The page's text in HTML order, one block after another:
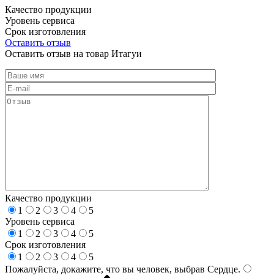
Качество продукции
Уровень сервиса
Срок изготовления
Оставить отзыв
Оставить отзыв на товар Итагуи
Качество продукции
1
2 3 4
5
Уровень сервиса
1
2 3 4
5
Срок изготовления
1
2 3 4
5
Пожалуйста, докажите, что вы человек, выбрав Сердце.